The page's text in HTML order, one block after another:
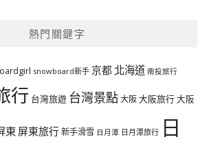
熱門關鍵字
snowboard新手 京都 北海道 南投旅行
行 台灣旅遊 台灣景點大阪大阪旅行大阪
東 屏東旅行新手滑雪 日月潭 日月潭旅行 日